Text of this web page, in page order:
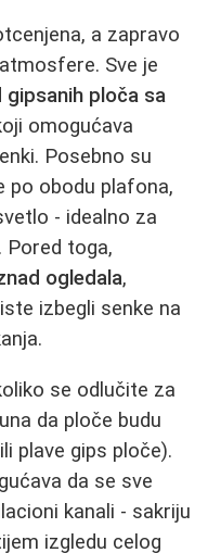
a zapravo
Sve je
ploča sa
omogućava
Posebno su
po obodu plafona,
- idealno za
Pored toga,
ogledala,
izbegli senke na
se odlučite za
da ploče budu
plave gips ploče).
da se sve
kanali - sakriju
izgledu celog